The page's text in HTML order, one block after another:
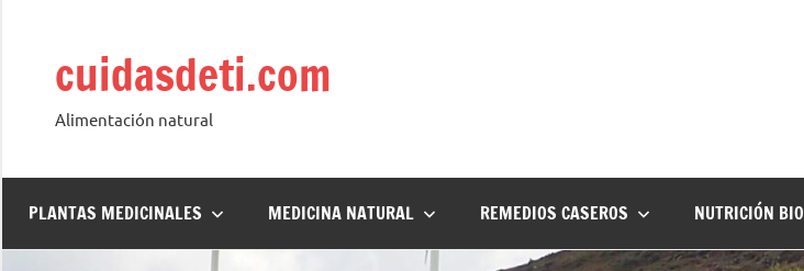
contenidocuidasdeti.com
Alimentación natural
PLANTAS MEDICINALES MEDICINA NATURAL REMEDIOS CASEROS NUTRICIÓN BIO